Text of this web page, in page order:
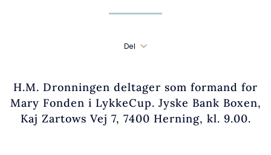
Del
H.M. Dronningen deltager som formand for
Mary Fonden i LykkeCup. Jyske Bank Boxen,
Kaj Zartows Vej 7, 7400 Herning, kl. 9.00.